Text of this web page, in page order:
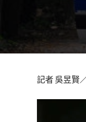
記者 吳昱賢